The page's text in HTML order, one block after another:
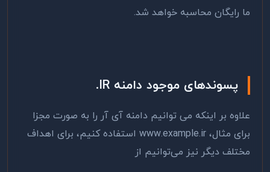
ما رایگان محاسبه خواهد شد.
پسوندهای موجود دامنه IR.
علاوه بر اینکه می توانیم دامنه آی آر را به صورت مجزا
برای مثال، www.example.ir استفاده کنیم، برای اهداف
مختلف دیگر نیز می‌توانیم از